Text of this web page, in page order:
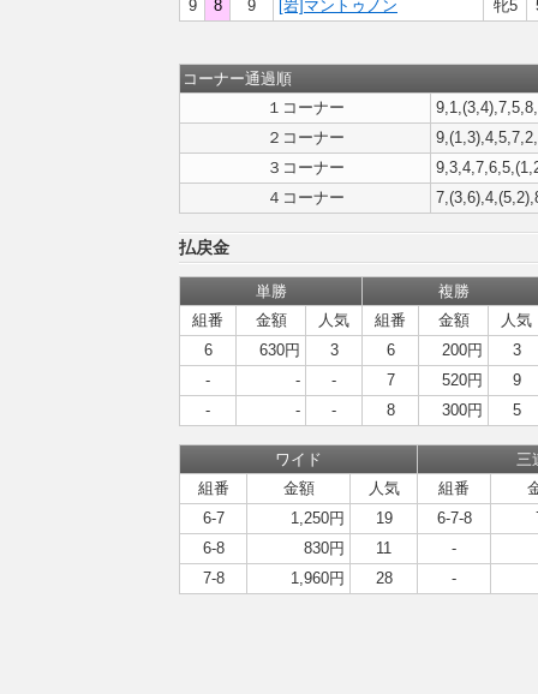
9
8 9 [岩]マントゥノン 牝5
コーナー通過順
１コーナー
２コーナー
３コーナー
４コーナー
払戻金
単勝
複勝
組番
金額 人気 組番 金額
人気
6
630円 3 6 200円
3
-
- - 7 520円
9
-
- - 8 300円 5
ワイド
三
組番
金額 人気 組番
6-7
1,250円 19 6-7-8
6-8
830円 11
-
7-8
1,960円 28 -